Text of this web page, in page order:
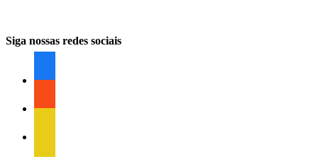
Siga nossas redes sociais